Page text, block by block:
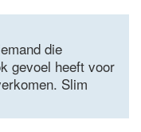
die
gevoel heeft voor
Slim